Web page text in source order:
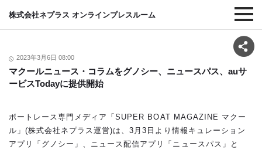
株式会社ネプラス オンラインプレスルーム
2023年3月6日 08:00
マクールニュース・コラムをグノシー、ニュースパス、auサ
ービスTodayに提供開始
ボートレース専門メディア「SUPER BOAT MAGAZINE マクー
ル」(株式会社ネプラス運営)は、3月3日より情報キュレーション
アプリ「グノシー」、ニュース配信アプリ「ニュースパス」と